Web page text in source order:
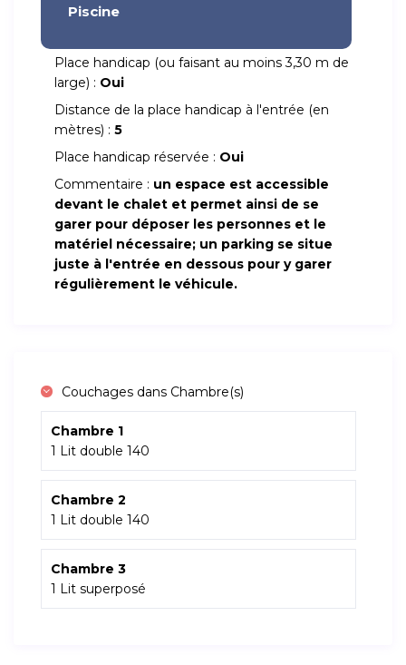
Piscine
Place handicap (ou faisant au moins 3,30 m de
large) : Oui
Distance de la place handicap à l'entrée (en
mètres) : 5
Place handicap réservée : Oui
Commentaire : un espace est accessible
devant le chalet et permet ainsi de se
garer pour déposer les personnes et le
matériel nécessaire; un parking se situe
juste à l'entrée en dessous pour y garer
régulièrement le véhicule.
Couchages dans Chambre(s)
Chambre 1
1 Lit double 140
Chambre 2
1 Lit double 140
Chambre 3
1 Lit superposé